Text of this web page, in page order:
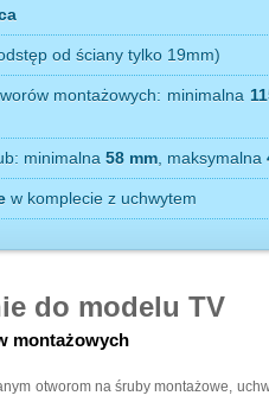
od ściany tylko 19mm)
montażowych: minimalna
minimalna 58 mm , maksymalna
w komplecie z uchwytem
do modelu TV
montażowych
otworom na śruby montażowe,